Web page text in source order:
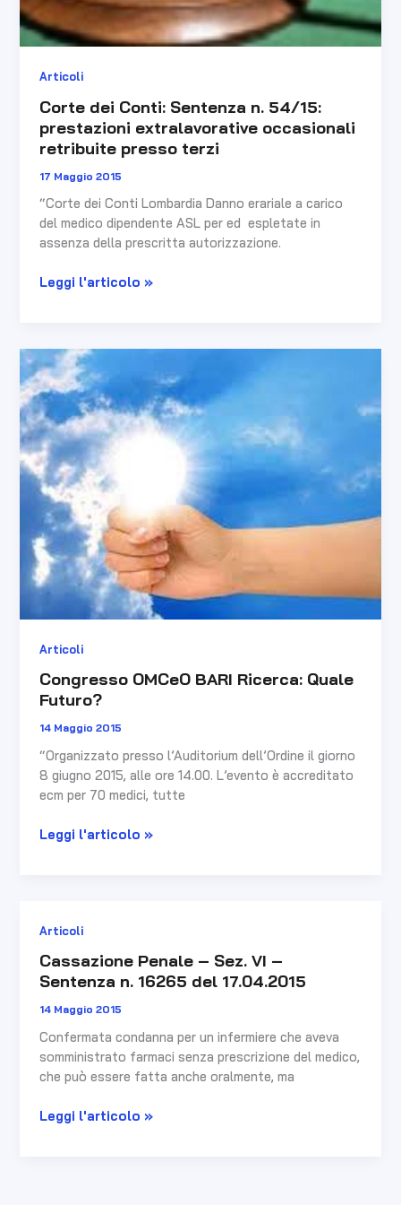
Articoli
Corte dei Conti: Sentenza n. 54/15:
prestazioni extralavorative occasionali
retribuite presso terzi
17 Maggio 2015
“Corte dei Conti Lombardia Danno erariale a carico
del medico dipendente ASL per ed espletate in
assenza della prescritta autorizzazione.
Leggi l'articolo »
Articoli
Congresso OMCeO BARI Ricerca: Quale
Futuro?
14 Maggio 2015
“Organizzato presso l’Auditorium dell’Ordine il giorno
8 giugno 2015, alle ore 14.00. L’evento è accreditato
ecm per 70 medici, tutte
Congresso
OMCeO
BARI
Ricerca:
Quale
Futuro?
Leggi l'articolo »
Articoli
Cassazione Penale – Sez. VI –
Sentenza n. 16265 del 17.04.2015
14 Maggio 2015
Confermata condanna per un infermiere che aveva
somministrato farmaci senza prescrizione del medico,
che può essere fatta anche oralmente, ma
Cassazione
–
Sez.
VI
Sentenza
n.
16265
17.04.2015
Leggi l'articolo »